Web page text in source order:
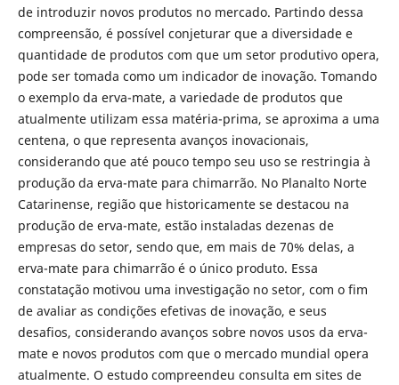
de introduzir novos produtos no mercado. Partindo dessa
compreensão, é possível conjeturar que a diversidade e
quantidade de produtos com que um setor produtivo opera,
pode ser tomada como um indicador de inovação. Tomando
o exemplo da erva-mate, a variedade de produtos que
atualmente utilizam essa matéria-prima, se aproxima a uma
centena, o que representa avanços inovacionais,
considerando que até pouco tempo seu uso se restringia à
produção da erva-mate para chimarrão. No Planalto Norte
Catarinense, região que historicamente se destacou na
produção de erva-mate, estão instaladas dezenas de
empresas do setor, sendo que, em mais de 70% delas, a
erva-mate para chimarrão é o único produto. Essa
constatação motivou uma investigação no setor, com o fim
de avaliar as condições efetivas de inovação, e seus
desafios, considerando avanços sobre novos usos da erva-
mate e novos produtos com que o mercado mundial opera
atualmente. O estudo compreendeu consulta em sites de